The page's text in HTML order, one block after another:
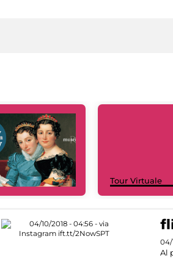
Tour Virtuale
04/
Al